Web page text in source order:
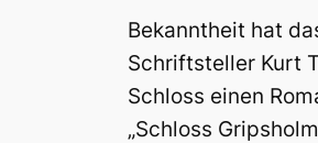
Bekanntheit hat
Schriftsteller Kurt
Schloss einen
„Schloss